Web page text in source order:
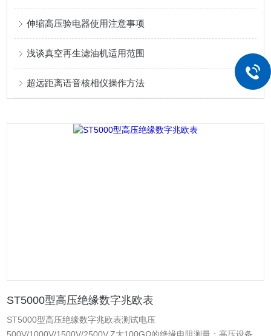
伸缩高压验电器使用注意事项
浅谈真空再生滤油机适用范围
超远距离语音核相仪操作方法
ST5000型高压绝缘数字兆欧表
ST5000型高压绝缘数字兆欧表测试电压